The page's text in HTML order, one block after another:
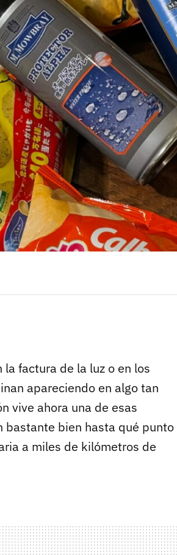
factura de la luz o en los
apareciendo en algo tan
vive ahora una de esas
bastante bien hasta qué punto
a miles de kilómetros de